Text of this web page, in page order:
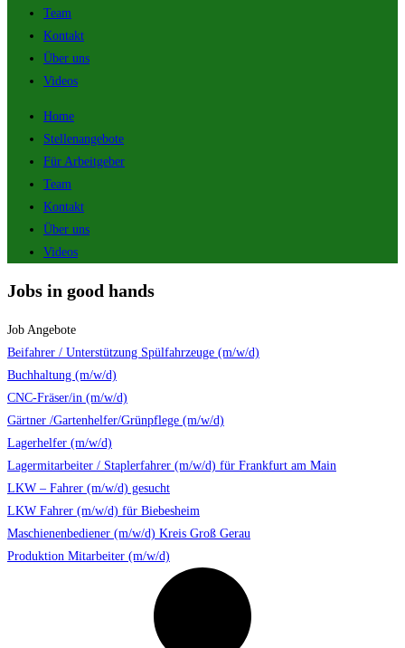
Team
Kontakt
Über uns
Videos
Home
Stellenangebote
Für Arbeitgeber
Team
Kontakt
Über uns
Videos
Jobs in good hands
Job Angebote
Beifahrer / Unterstützung Spülfahrzeuge (m/w/d)
Buchhaltung (m/w/d)
CNC-Fräser/in (m/w/d)
Gärtner /Gartenhelfer/Grünpflege (m/w/d)
Lagerhelfer (m/w/d)
Lagermitarbeiter / Staplerfahrer (m/w/d) für Frankfurt am Main
LKW – Fahrer (m/w/d) gesucht
LKW Fahrer (m/w/d) für Biebesheim
Maschienenbediener (m/w/d) Kreis Groß Gerau
Produktion Mitarbeiter (m/w/d)